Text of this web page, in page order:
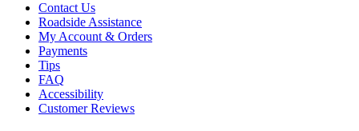
Contact Us
Roadside Assistance
My Account & Orders
Payments
Tips
FAQ
Accessibility
Customer Reviews